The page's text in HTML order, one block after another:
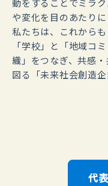
動をすることでミラ
や変化を目のあたりに
私たちは、これから
「学校」と「地域コ
織」をつなぎ、共感
図る「未来社会創造企
代